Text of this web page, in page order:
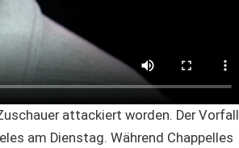
attackiert worden. Der Vorfall
am Dienstag. Während Chappelles